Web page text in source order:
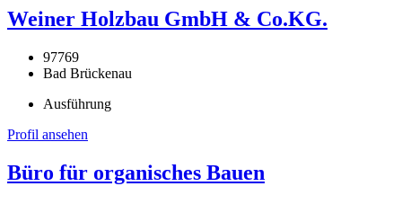
Weiner Holzbau GmbH & Co.KG.
97769
Bad Brückenau
Ausführung
Profil ansehen
Büro für organisches Bauen